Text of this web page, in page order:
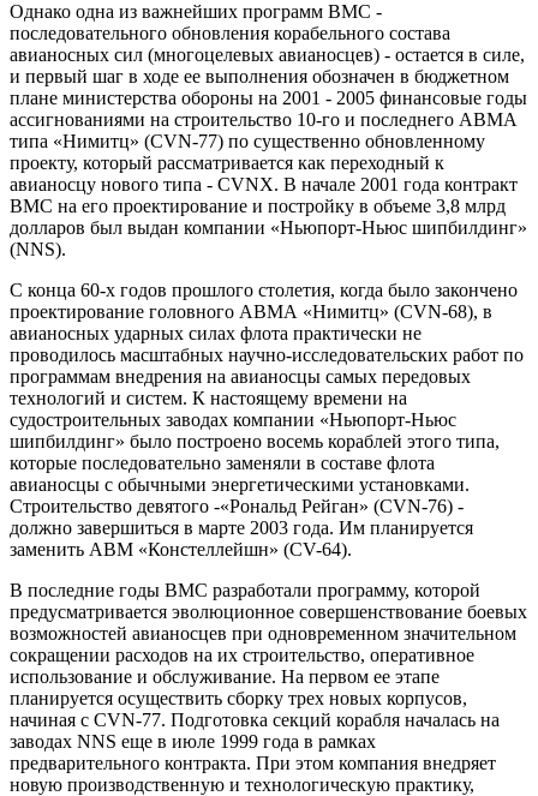
Однако одна из важнейших программ ВМС -
последовательного обновления корабельного состава
авианосных сил (многоцелевых авианосцев) - остается в силе,
и первый шаг в ходе ее выполнения обозначен в бюджетном
плане министерства обороны на 2001 - 2005 финансовые годы
ассигнованиями на строительство 10-го и последнего АВМА
типа «Нимитц» (CVN-77) по существенно обновленному
проекту, который рассматривается как переходный к
авианосцу нового типа - CVNX. В начале 2001 года контракт
ВМС на его проектирование и постройку в объеме 3,8 млрд
долларов был выдан компании «Ньюпорт-Ньюс шипбилдинг»
(NNS).
С конца 60-х годов прошлого столетия, когда было закончено
проектирование головного АВМА «Нимитц» (CVN-68), в
авианосных ударных силах флота практически не
проводилось масштабных научно-исследовательских работ по
программам внедрения на авианосцы самых передовых
технологий и систем. К настоящему времени на
судостроительных заводах компании «Ньюпорт-Ньюс
шипбилдинг» было построено восемь кораблей этого типа,
которые последовательно заменяли в составе флота
авианосцы с обычными энергетическими установками.
Строительство девятого -«Рональд Рейган» (CVN-76) -
должно завершиться в марте 2003 года. Им планируется
заменить АВМ «Констеллейшн» (CV-64).
В последние годы ВМС разработали программу, которой
предусматривается эволюционное совершенствование боевых
возможностей авианосцев при одновременном значительном
сокращении расходов на их строительство, оперативное
использование и обслуживание. На первом ее этапе
планируется осуществить сборку трех новых корпусов,
начиная с CVN-77. Подготовка секций корабля началась на
заводах NNS еще в июле 1999 года в рамках
предварительного контракта. При этом компания внедряет
новую производственную и технологическую практику,